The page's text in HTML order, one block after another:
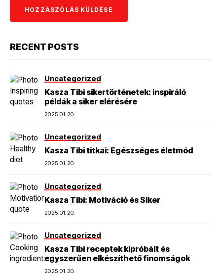
RECENT POSTS
Uncategorized
Kasza Tibi sikertörténetek: inspiráló
példák a siker elérésére
2025.01.20.
Uncategorized
Kasza Tibi titkai: Egészséges életmód
2025.01.20.
Uncategorized
Kasza Tibi: Motiváció és Siker
2025.01.20.
Uncategorized
Kasza Tibi receptek kipróbált és
egyszerűen elkészíthető finomságok
2025.01.20.